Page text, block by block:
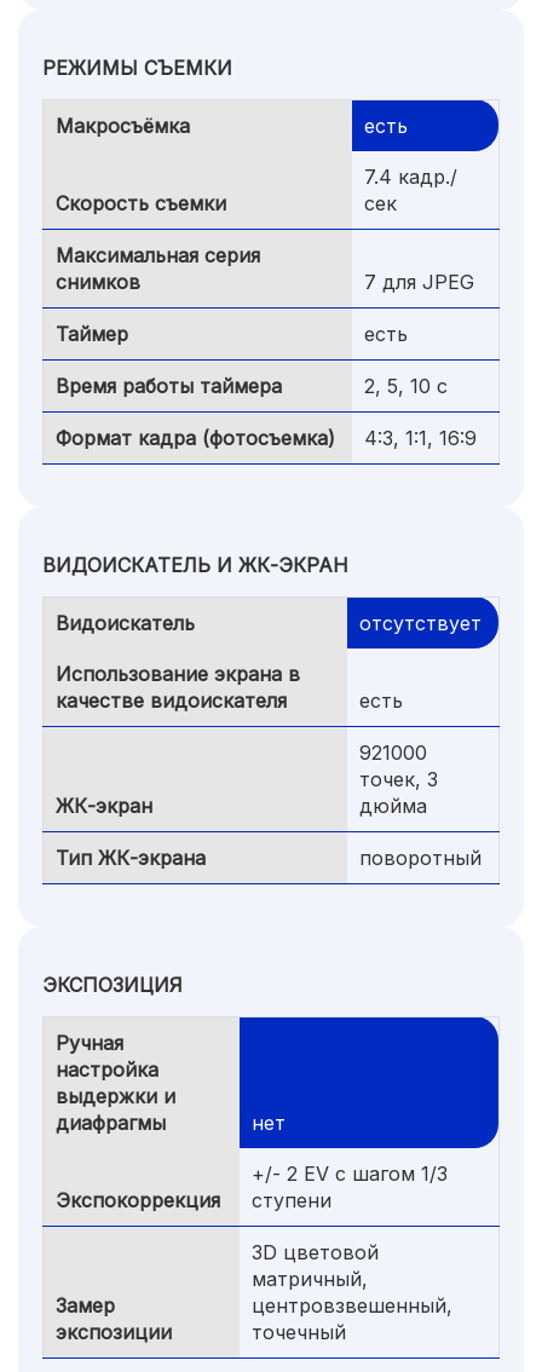
РЕЖИМЫ СЪЕМКИ
Макросъёмка есть
Скорость съемки
7.4 кадр./
сек
Максимальная серия
снимков
7 для JPEG
Таймер есть
Время работы таймера 2, 5, 10 c
Формат кадра (фотосъемка) 4:3, 1:1, 16:9
ВИДОИСКАТЕЛЬ И ЖК-ЭКРАН
Видоискатель отсутствует
Использование экрана в
качестве видоискателя
есть
ЖК-экран
921000
точек, 3
дюйма
Тип ЖК-экрана поворотный
ЭКСПОЗИЦИЯ
Ручная
настройка
выдержки и
диафрагмы
нет
Экспокоррекция
+/- 2 EV с шагом 1/3
ступени
Замер
экспозиции
3D цветовой
матричный,
центровзвешенный,
точечный